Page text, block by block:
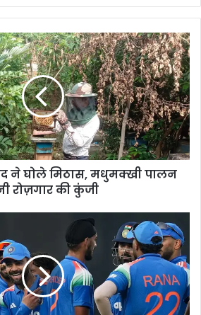
ने घोले मिठास, मधुमक्खी पालन
रोज़गार की कुंजी